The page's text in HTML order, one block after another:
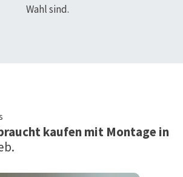
Wahl sind.
kaufen mit Montage in